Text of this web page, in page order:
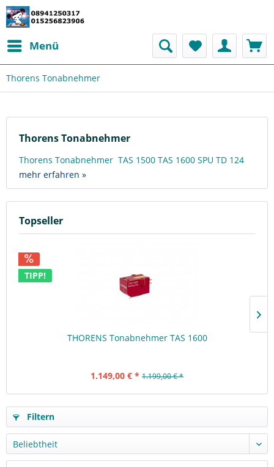
Menü
Thorens Tonabnehmer
Thorens Tonabnehmer
Thorens Tonabnehmer TAS 1500 TAS 1600 SPU TD 124
mehr erfahren »
Topseller
TIPP!
THORENS Tonabnehmer TAS 1600
1.149,00 € * 1.199,00 € *
Filtern